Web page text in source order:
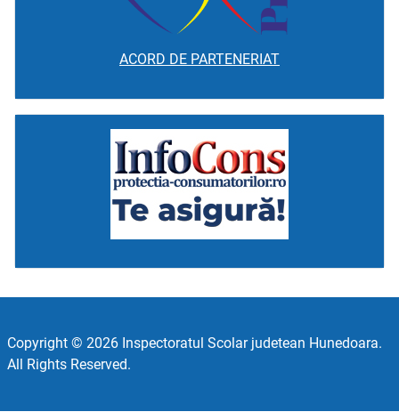
ACORD DE PARTENERIAT
Copyright © 2026 Inspectoratul Scolar judetean Hunedoara.
All Rights Reserved.